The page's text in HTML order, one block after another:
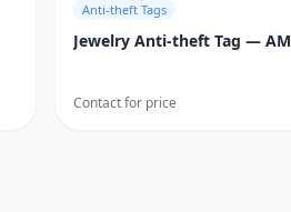
Anti-theft Tags
Jewelry Anti-theft Tag — AM
Contact for price